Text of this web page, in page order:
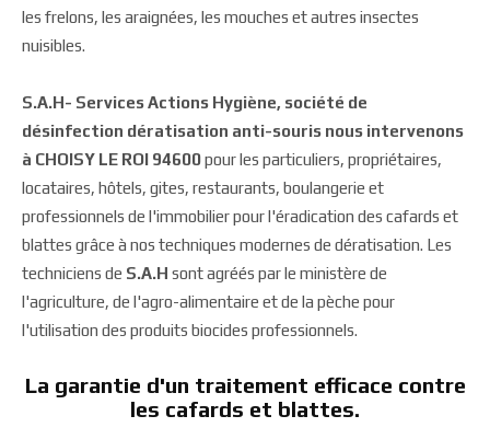
les frelons, les araignées, les mouches et autres insectes
nuisibles.
S.A.H- Services Actions Hygiène, société de
désinfection dératisation anti-souris nous intervenons
à CHOISY LE ROI 94600pour les particuliers, propriétaires,
locataires, hôtels, gites, restaurants, boulangerie et
professionnels de l'immobilier pour l'éradication des cafards et
blattes grâce à nos techniques modernes de dératisation. Les
techniciens de S.A.H sont agréés par le ministère de
l'agriculture, de l'agro-alimentaire et de la pèche pour
l'utilisation des produits biocides professionnels.
La garantie d'un traitement efficace contre
les cafards et blattes.